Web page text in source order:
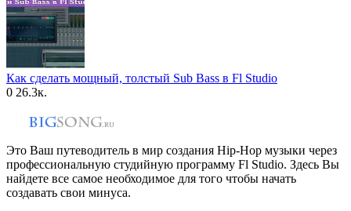
Как сделать мощный, толстый Sub Bass в Fl Studio
0 26.3к.
Это Ваш путеводитель в мир создания Hip-Hop музыки через
профессиональную студийную программу Fl Studio. Здесь Вы
найдете все самое необходимое для того чтобы начать
создавать свои минуса.